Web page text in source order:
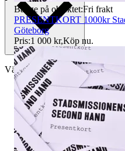
Välj till köparskydd
Badge på objektet:Fri frakt
PRESENTKORT 1000kr
Göteborg
Pris:1 000 kr,Köp nu.